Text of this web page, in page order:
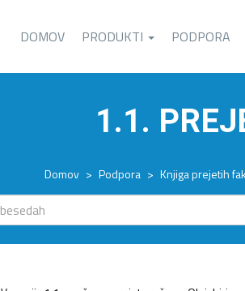
DOMOV PRODUKTI PODPORA
1.1.
Domov > Podpora > Knjiga prejetih